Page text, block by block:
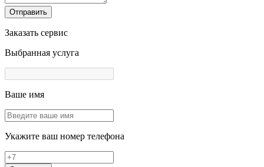
Отправить
Заказать сервис
Выбранная услуга
Ваше имя
Укажите ваш номер телефона